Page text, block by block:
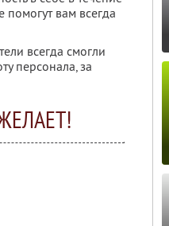
вам всегда
всегда смогли
персонала, за